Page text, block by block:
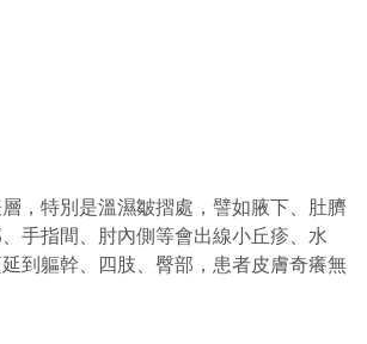
，特別是溫濕皺摺處，譬如腋下、肚臍
手指間、肘內側等會出線小丘疹、水
到軀幹、四肢、臀部，患者皮膚奇癢無